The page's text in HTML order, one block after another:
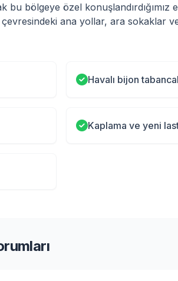
bu bölgeye özel
çevresindeki ana yollar, ara sokaklar
Havalı bijon
Kaplama ve yeni